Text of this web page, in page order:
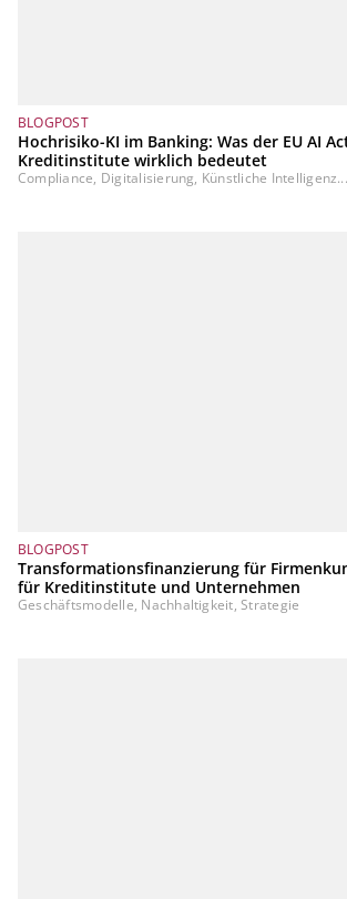
BLOGPOST
Hochrisiko-KI im Banking: Was der EU AI
Kreditinstitute wirklich bedeutet
Compliance, Digitalisierung, Künstliche Intelligenz...
BLOGPOST
Transformationsfinanzierung für
für Kreditinstitute und Unternehmen
Geschäftsmodelle, Nachhaltigkeit, Strategie